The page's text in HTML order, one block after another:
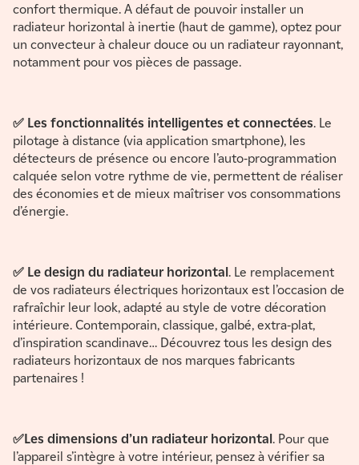
confort thermique. A défaut de pouvoir installer un
radiateur horizontal à inertie (haut de gamme), optez pour
un convecteur à chaleur douce ou un radiateur rayonnant,
notamment pour vos pièces de passage.
✅ Les fonctionnalités intelligentes et connectées. Le
pilotage à distance (via application smartphone), les
détecteurs de présence ou encore l’auto-programmation
calquée selon votre rythme de vie, permettent de réaliser
des économies et de mieux maîtriser vos consommations
d’énergie.
✅ Le design du radiateur horizontal. Le remplacement
de vos radiateurs électriques horizontaux est l’occasion de
rafraîchir leur look, adapté au style de votre décoration
intérieure. Contemporain, classique, galbé, extra-plat,
d’inspiration scandinave… Découvrez tous les design des
radiateurs horizontaux de nos marques fabricants
partenaires !
✅Les dimensions d’un radiateur horizontal. Pour que
l’appareil s’intègre à votre intérieur, pensez à vérifier sa